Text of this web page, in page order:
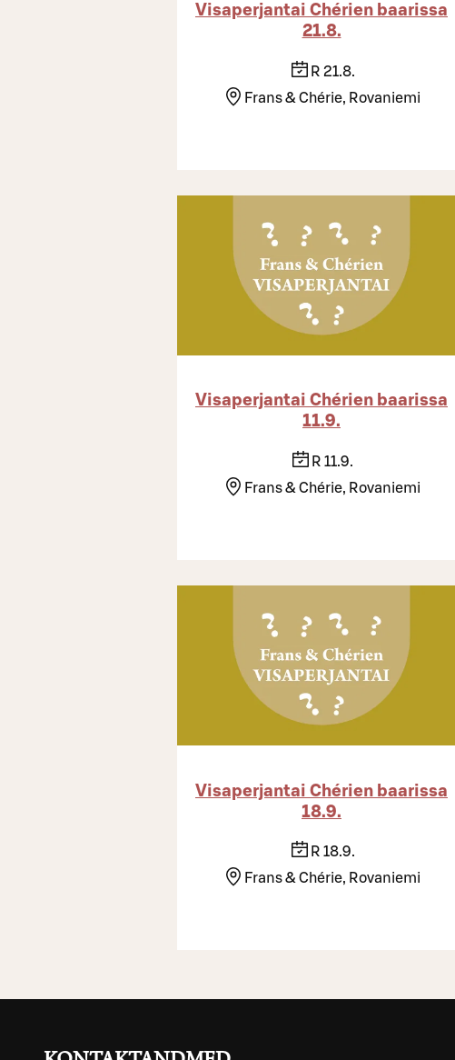
Visaperjantai Chérien baarissa
21.8.
R 21.8.
Frans & Chérie, Rovaniemi
Visaperjantai Chérien baarissa
11.9.
R 11.9.
Frans & Chérie, Rovaniemi
Visaperjantai Chérien baarissa
18.9.
R 18.9.
Frans & Chérie, Rovaniemi